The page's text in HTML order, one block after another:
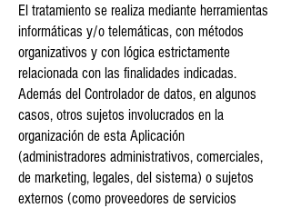
El tratamiento se realiza mediante herramientas
informáticas y/o telemáticas, con métodos
organizativos y con lógica estrictamente
relacionada con las finalidades indicadas.
Además del Controlador de datos, en algunos
casos, otros sujetos involucrados en la
organización de esta Aplicación
(administradores administrativos, comerciales,
de marketing, legales, del sistema) o sujetos
externos (como proveedores de servicios